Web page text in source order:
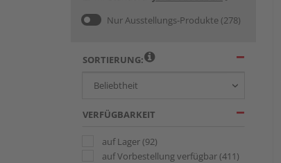
Nur Ausstellungs-Produkte (278)
SORTIERUNG:
VERFÜGBARKEIT
auf Lager(92)
auf Vorbestellung verfügbar(411)